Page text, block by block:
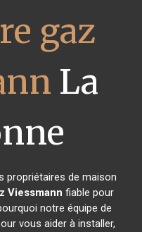
gaz
La
propriétaires de maison
Viessmann fiable pour
notre équipe de
vous aider à installer,